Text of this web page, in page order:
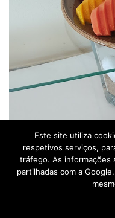
Este site utiliza
respetivos serviços,
tráfego. As informações
partilhadas com a